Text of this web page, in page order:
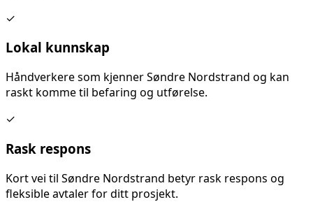
✓
Lokal kunnskap
Håndverkere som kjennerSøndre Nordstrand og kan
raskt komme til befaring og utførelse.
✓
Rask respons
Kort vei til Søndre Nordstrand betyr rask respons og
fleksible avtaler for ditt prosjekt.